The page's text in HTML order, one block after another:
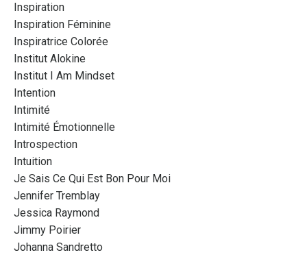
Inspiration
Inspiration Féminine
Inspiratrice Colorée
Institut Alokine
Institut I Am Mindset
Intention
Intimité
Intimité Émotionnelle
Introspection
Intuition
Je Sais Ce Qui Est Bon Pour Moi
Jennifer Tremblay
Jessica Raymond
Jimmy Poirier
Johanna Sandretto